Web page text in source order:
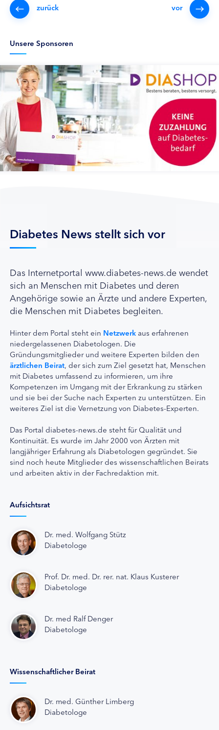
zurück vor
Unsere Sponsoren
Diabetes News stellt sich vor
Das Internetportal www.diabetes-news.de wendet
sich an Menschen mit Diabetes und deren
Angehörige sowie an Ärzte und andere Experten,
die Menschen mit Diabetes begleiten.
Hinter dem Portal steht ein Netzwerk aus erfahrenen
niedergelassenen Diabetologen. Die
Gründungsmitglieder und weitere Experten bilden den
ärztlichen Beirat, der sich zum Ziel gesetzt hat, Menschen
mit Diabetes umfassend zu informieren, um ihre
Kompetenzen im Umgang mit der Erkrankung zu stärken
und sie bei der Suche nach Experten zu unterstützen. Ein
weiteres Ziel ist die Vernetzung von Diabetes-Experten.
Das Portal diabetes-news.de steht für Qualität und
Kontinuität. Es wurde im Jahr 2000 von Ärzten mit
langjähriger Erfahrung als Diabetologen gegründet. Sie
sind noch heute Mitglieder des wissenschaftlichen Beirats
und arbeiten aktiv in der Fachredaktion mit.
Aufsichtsrat
Dr. med. Wolfgang Stütz
Diabetologe
Prof. Dr. med. Dr. rer. nat. Klaus Kusterer
Diabetologe
Dr. med Ralf Denger
Diabetologe
Wissenschaftlicher Beirat
Dr. med. Günther Limberg
Diabetologe